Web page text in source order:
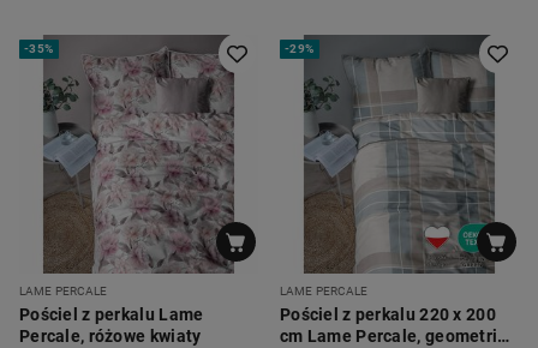
-35%
LAME PERCALE
Pościel z perkalu Lame
Percale, różowe kwiaty
-29%
LAME PERCALE
Pościel z perkalu 220 x 200
cm Lame Percale, geometria,